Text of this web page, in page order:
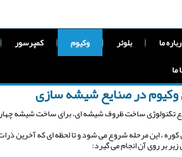
ما بلوئر وکیوم
کمپرسور
ما
وکیوم در صنایع شیشه سازی
تکنولوژی ساخت ظروف شیشه ای، برای ساخت شیشه
کوره ، این مرحله شروع می شود و تا لحظه ای که آخرین
بر روی آن انجام می گیرد: